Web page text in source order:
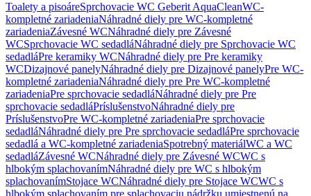
Toalety a pisoáreSprchovacie WC Geberit AquaCleanWC-
kompletné zariadeniaNáhradné diely pre WC-kompletné
zariadeniaZávesné WCNáhradné diely pre Závesné
WCSprchovacie WC sedadláNáhradné diely pre Sprchovacie WC
sedadláPre keramiky WCNáhradné diely pre Pre keramiky
WCDizajnové panelyNáhradné diely pre Dizajnové panelyPre WC-
kompletné zariadeniaNáhradné diely pre Pre WC-kompletné
zariadeniaPre sprchovacie sedadláNáhradné diely pre Pre
sprchovacie sedadláPríslušenstvoNáhradné diely pre
PríslušenstvoPre WC-kompletné zariadeniaPre sprchovacie
sedadláNáhradné diely pre Pre sprchovacie sedadláPre sprchovacie
sedadlá a WC-kompletné zariadeniaSpotrebný materiálWC a WC
sedadláZávesné WCNáhradné diely pre Závesné WCWC s
hlbokým splachovanímNáhradné diely pre WC s hlbokým
splachovanímStojace WCNáhradné diely pre Stojace WCWC s
hlbokým splachovaním pre splachovaciu nádržku umiestnenú na